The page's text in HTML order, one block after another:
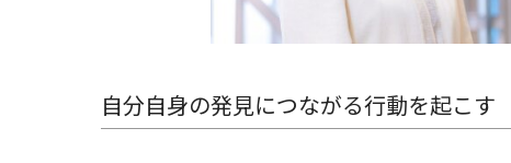
自分自身の発見につながる行動を起こす